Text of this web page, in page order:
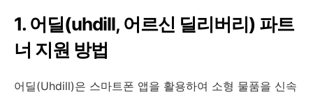
1. 어딜(uhdill, 어르신 딜리버리) 파트
너 지원 방법
어딜(Uhdill)은 스마트폰 앱을 활용하여 소형 물품을 신속